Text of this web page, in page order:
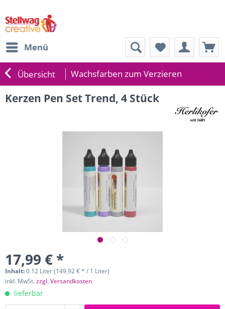
Menü
Übersicht Wachsfarben zum Verzieren
Kerzen Pen Set Trend, 4 Stück
17,99 € *
Inhalt:0.12 Liter (149,92 € * / 1 Liter)
inkl. MwSt.zzgl. Versandkosten
lieferbar